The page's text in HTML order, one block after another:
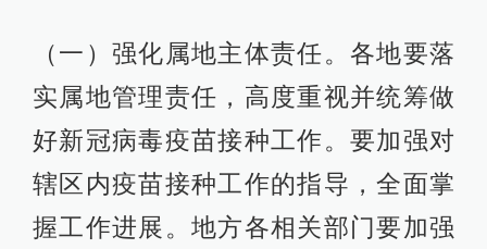
（一）强化属地主体责任。各地要落
实属地管理责任，高度重视并统筹做
好新冠病毒疫苗接种工作。要加强对
辖区内疫苗接种工作的指导，全面掌
握工作进展。地方各相关部门要加强